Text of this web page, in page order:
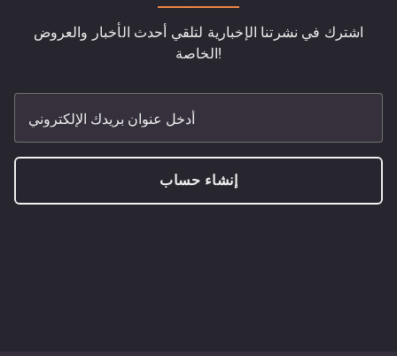
اشترك في نشرتنا الإخبارية لتلقي أحدث الأخبار والعروض
الخاصة!
أدخل عنوان بريدك الإلكتروني
إنشاء حساب